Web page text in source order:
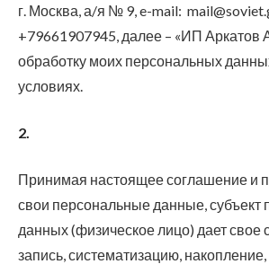
г. Москва, а/я № 9, e-mail:
+79661907945, далее – «ИП Аркатов
обработку моих персональных
условиях.
2.
Принимая настоящее соглашение и
свои персональные данные, субъект
данных (физическое лицо) дает свое
запись, систематизацию, накопление,